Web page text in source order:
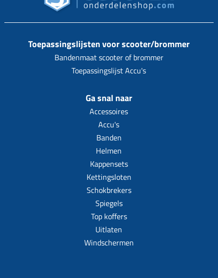
Toepassingslijsten voor scooter/brommer
Bandenmaat scooter of brommer
Toepassingslijst Accu's
Ga snal naar
Accessoires
Accu's
Banden
Helmen
Kappensets
Kettingsloten
Schokbrekers
Spiegels
Top koffers
Uitlaten
Windschermen